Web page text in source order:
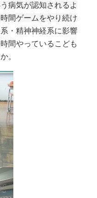
病気が認知されるよ
間ゲームをやり続け
・精神神経系に影響
間やっているこども
。